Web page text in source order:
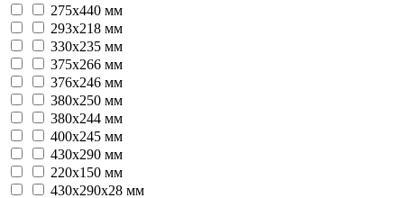
275х440 мм
293x218 мм
330х235 мм
375х266 мм
376x246 мм
380x250 мм
380х244 мм
400x245 мм
430x290 мм
220x150 мм
430х290х28 мм